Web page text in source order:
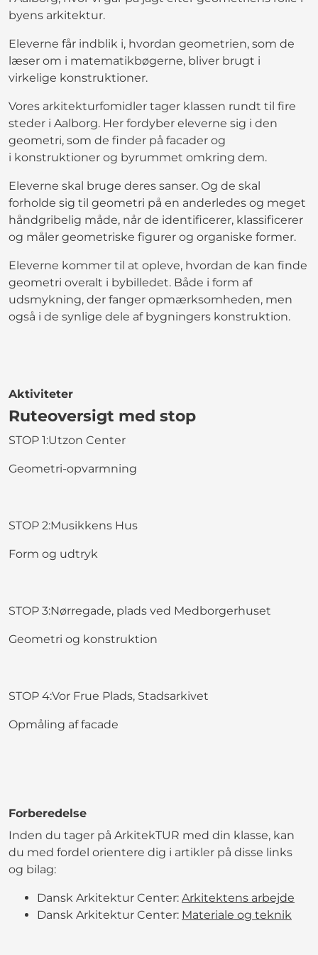
byens arkitektur.
Eleverne får indblik i, hvordan geometrien, som de
læser om i matematikbøgerne, bliver brugt i
virkelige konstruktioner.
Vores arkitekturfomidler tager klassen rundt til fire
steder i Aalborg. Her fordyber eleverne sig i den
geometri, som de finder på facader og
i konstruktioner og byrummet omkring dem.
Eleverne skal bruge deres sanser. Og de skal
forholde sig til geometri på en anderledes og meget
håndgribelig måde, når de identificerer, klassificerer
og måler geometriske figurer og organiske former.
Eleverne kommer til at opleve, hvordan de kan finde
geometri overalt i bybilledet. Både i form af
udsmykning, der fanger opmærksomheden, men
også i de synlige dele af bygningers konstruktion.
Aktiviteter
Ruteoversigt med stop
STOP 1:Utzon Center
Geometri-opvarmning
STOP 2:Musikkens Hus
Form og udtryk
STOP 3:Nørregade, plads ved Medborgerhuset
Geometri og konstruktion
STOP 4:Vor Frue Plads, Stadsarkivet
Opmåling af facade
Forberedelse
Inden du tager på ArkitekTUR med din klasse, kan
du med fordel orientere dig i artikler på disse links
og bilag:
Dansk Arkitektur Center: Arkitektens arbejde
Dansk Arkitektur Center: Materiale og teknik